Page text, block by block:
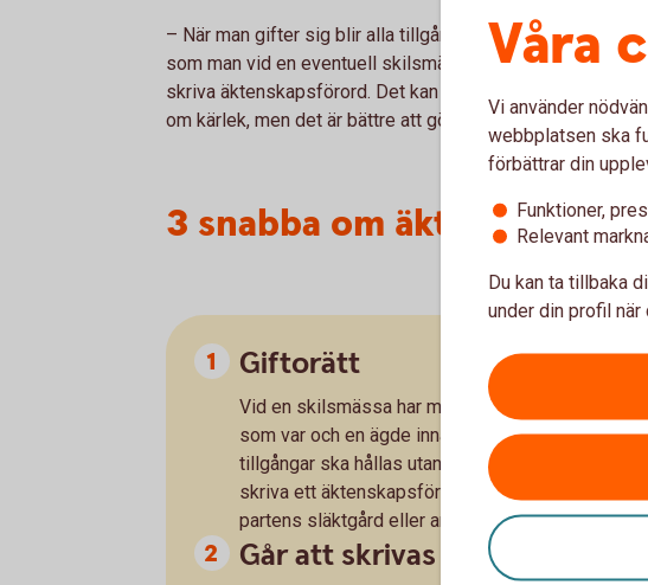
– När man gifter sig blir alla tillgångar gemensamma och
som man vid en eventuell skilsmässa vill behålla inom
skriva äktenskapsförord. Det kan kännas tråkigt att göra
om kärlek, men det är bättre att göra det nu så är det
3 snabba om
Giftorätt
Vid en skilsmässa har makarna rätt till hälften av
som var och en ägde innan giftermålet. Det
tillgångar ska hållas utanför en bodelning, som
skriva ett äktenskapsförord. I ett sådant kan man
partens släktgård eller andra enskilda tillgångar
Går att skrivas innan eller
Våra
Vi använder
webbplatsen ska
förbättrar din
Funktioner,
Relevant
Du kan ta tillbaka
under din profil när